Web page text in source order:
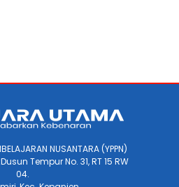
NUSANTARA (YPPN)
Tempur No. 31, RT 15 RW
04.